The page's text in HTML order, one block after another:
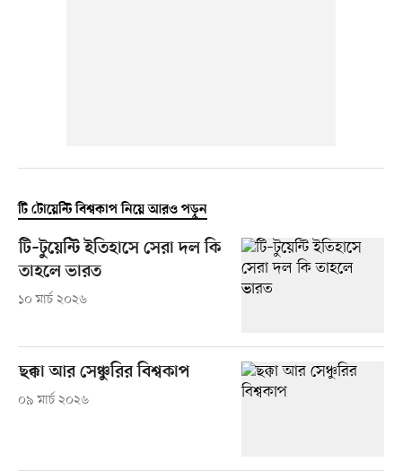
টি টোয়েন্টি বিশ্বকাপ নিয়ে আরও পড়ুন
টি–টুয়েন্টি ইতিহাসে সেরা দল কি
তাহলে ভারত
১০ মার্চ ২০২৬
ছক্কা আর সেঞ্চুরির বিশ্বকাপ
০৯ মার্চ ২০২৬